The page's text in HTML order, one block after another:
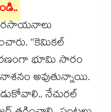
రసాయనాలు
‘‘కెమికల్​
భూమి సారం
అవుతున్నాయి.
నేచురల్​